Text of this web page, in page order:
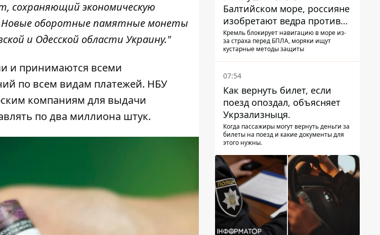
сохраняющий экономическую
Новые оборотные памятные монеты
и Одесской области Украину."
и принимаются всеми
по всем видам платежей. НБУ
компаниям для выдачи
по два миллиона штук.
Балтийском море, россияне
изобретают ведра против
РЭБ
Кремль блокирует навигацию в море из-
за страха перед БПЛА, моряки ищут
кустарные методы защиты
07:54
Как вернуть билет, если
поезд опоздал, объясняет
Укрзализныця.
Когда пассажиры могут вернуть деньги за
билеты на поезд и какие документы для
этого нужны.